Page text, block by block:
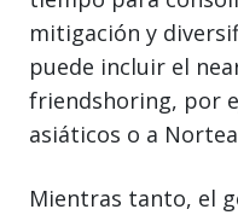
mitigación y
puede incluir el
friendshoring, por
asiáticos o a
Mientras tanto, el